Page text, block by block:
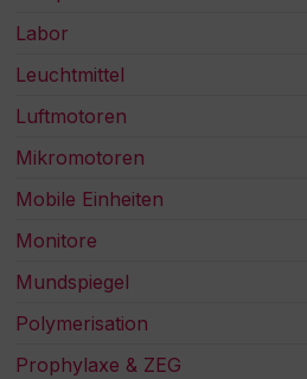
Labor
Leuchtmittel
Luftmotoren
Mikromotoren
Mobile Einheiten
Monitore
Mundspiegel
Polymerisation
Prophylaxe & ZEG